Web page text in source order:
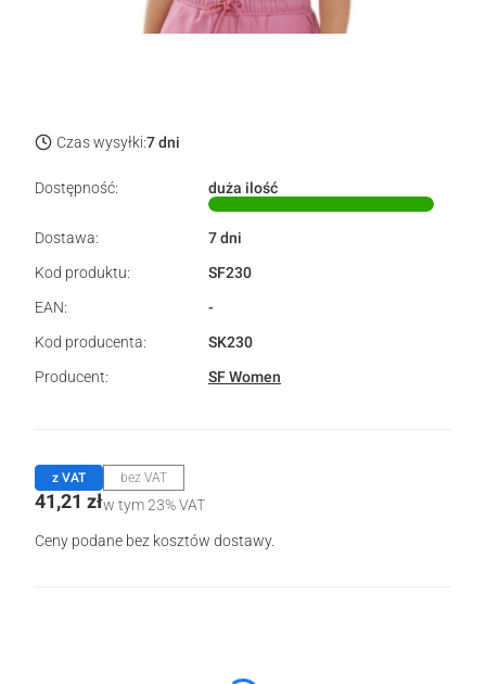
Czas wysyłki:7 dni
Dostępność: duża ilość
Dostawa:
7 dni
Kod produktu:
SF230
EAN:
-
Kod producenta:
SK230
Producent:
SF Women
z VAT bez VAT
Cena
41,21 złw tym 23% VAT
w tym23%VAT
Ceny podane bez kosztów dostawy.